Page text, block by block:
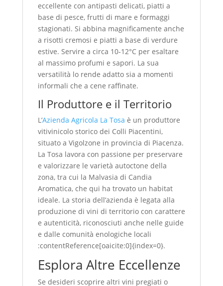
eccellente con antipasti delicati, piatti a
base di pesce, frutti di mare e formaggi
stagionati. Si abbina magnificamente anche
a risotti cremosi e piatti a base di verdure
estive. Servire a circa 10‑12°C per esaltare
al massimo profumi e sapori. La sua
versatilità lo rende adatto sia a momenti
informali che a cene raffinate.
Il Produttore e il Territorio
L’Azienda Agricola La Tosa è un produttore
vitivinicolo storico dei Colli Piacentini,
situato a Vigolzone in provincia di Piacenza.
La Tosa lavora con passione per preservare
e valorizzare le varietà autoctone della
zona, tra cui la Malvasia di Candia
Aromatica, che qui ha trovato un habitat
ideale. La storia dell’azienda è legata alla
produzione di vini di territorio con carattere
e autenticità, riconosciuti anche nelle guide
e dalle comunità enologiche locali
:contentReference[oaicite:0]{index=0}.
Esplora Altre Eccellenze
Se desideri scoprire altri vini pregiati o